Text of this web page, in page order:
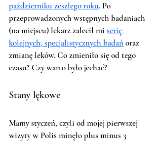
październiku zeszłego roku. Po
przeprowadzonych wstępnych badaniach
(na miejscu) lekarz zalecił mi serię
kolejnych, specjalistycznych badań oraz
zmianę leków. Co zmieniło się od tego
czasu? Czy warto było jechać?
Stany lękowe
Mamy styczeń, czyli od mojej pierwszej
wizyty w Polis minęło plus minus 3